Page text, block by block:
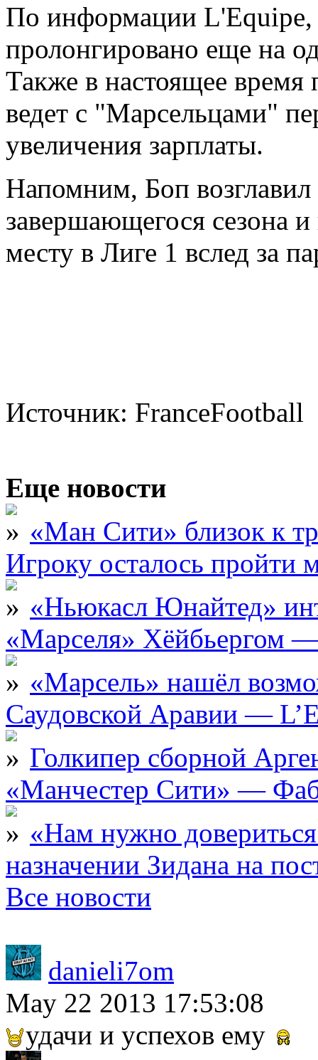
По информации L'Equipe,
пролонгировано еще на
Также в настоящее время
ведет с "Марсельцами"
увеличения зарплаты.
Напомним, Боп
завершающегося сезона
месту в Лиге 1 вслед за
Источник: FranceFootball
Еще новости
«Ман Сити» близок к
Игроку осталось
«Ньюкасл Юнайтед»
«Марселя» Хёйбьергом
«Марсель» нашёл
Саудовской Аравии —
Голкипер сборной
«Манчестер Сити» —
«Нам нужно
назначении Зидана на
Все новости
danieli7om
May 22 2013 17:53:08
удачи и успехов ему